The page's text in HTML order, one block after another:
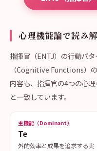
心理機能論で読み
指揮官（ENTJ）の行動パ
（Cognitive Functions）
内容も、指揮官の4つの心
と一致しています。
主機能（Dominant）
Te
外的効率と成果を追求する実